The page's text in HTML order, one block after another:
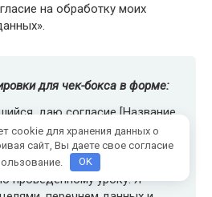
на обработку моих
для чек-бокса в форме:
даю согласие [Название
на обработку моих
(включая ФИО, класс и
анкеты) в целях получения
проведенному уроку. Я
cookie для хранения данных о
сайт, Вы даете свое согласие
OK